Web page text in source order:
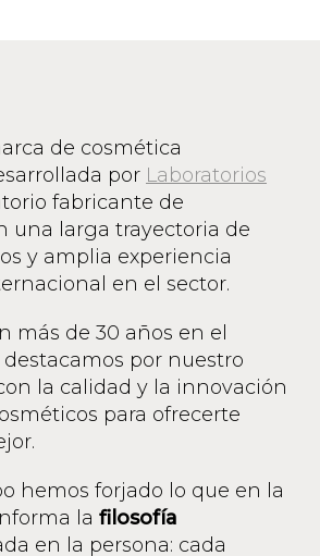
de cosmética
por Laboratorios
fabricante de
una larga trayectoria de
y amplia experiencia
en el sector.
más de 30 años en el
por nuestro
la calidad y la innovación
para ofrecerte
hemos forjado lo que en la
la filosofía
en la persona: cada